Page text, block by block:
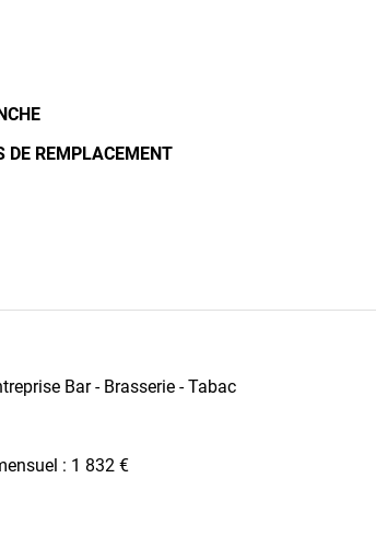
DE REMPLACEMENT
Bar - Brasserie - Tabac
: 1 832 €